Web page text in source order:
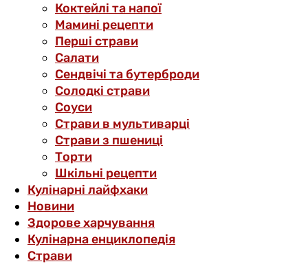
Коктейлі та напої
Мамині рецепти
Перші страви
Салати
Сендвічі та бутерброди
Солодкі страви
Соуси
Страви в мультиварці
Страви з пшениці
Торти
Шкільні рецепти
Кулінарні лайфхаки
Новини
Здорове харчування
Кулінарна енциклопедія
Страви